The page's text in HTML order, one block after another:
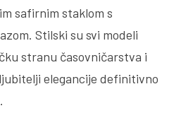
safirnim staklom s
Stilski su svi modeli
stranu časovničarstva i
elegancije definitivno